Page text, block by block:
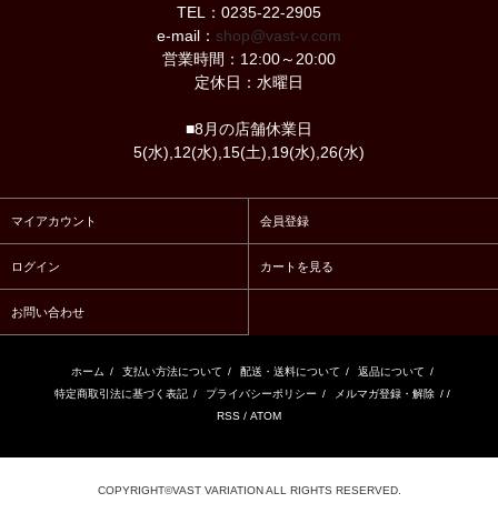
TEL：0235-22-2905
e-mail： shop@vast-v.com
営業時間：12:00～20:00
定休日：水曜日
■8月の店舗休業日
5(水),12(水),15(土),19(水),26(水)
マイアカウント 会員登録
ログイン カートを見る
お問い合わせ
ホーム / 支払い方法について / 配送・送料について / 返品について /
特定商取引法に基づく表記 / プライバシーポリシー / メルマガ登録・解除 / /
RSS / ATOM
COPYRIGHT©VAST VARIATION ALL RIGHTS RESERVED.